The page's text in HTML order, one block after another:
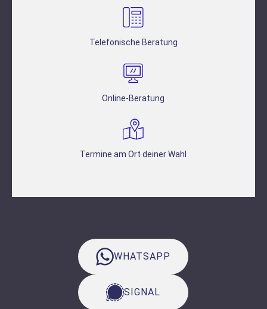
Telefonische Beratung
Online-Beratung
Termine am Ort deiner Wahl
WHATSAPP
SIGNAL